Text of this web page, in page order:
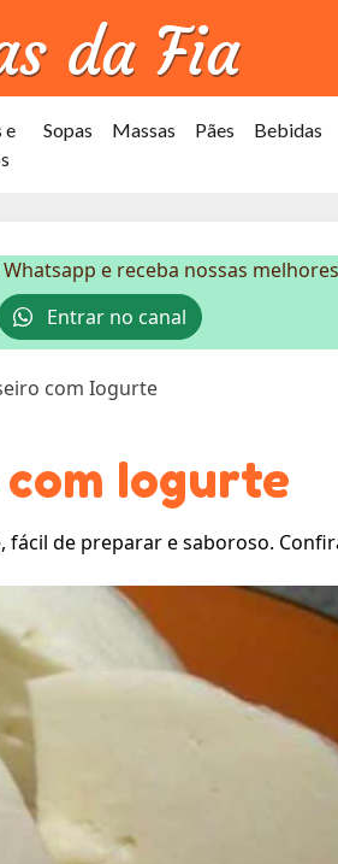
e
Sopas Massas Pães Bebidas
e receba nossas
Entrar no canal
com Iogurte
Iogurte
de preparar e saboroso.